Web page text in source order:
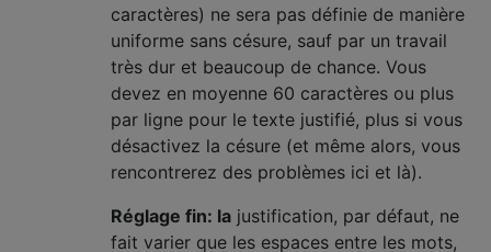
caractères) ne sera pas définie de manière
uniforme sans césure, sauf par un travail
très dur et beaucoup de chance. Vous
devez en moyenne 60 caractères ou plus
par ligne pour le texte justifié, plus si vous
désactivez la césure (et même alors, vous
rencontrerez des problèmes ici et là).
Réglage fin: la justification, par défaut, ne
fait varier que les espaces entre les mots,